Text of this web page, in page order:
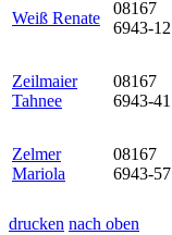
Weiß Renate
08167
6943-12
Zeilmaier
Tahnee
08167
6943-41
Zelmer
Mariola
08167
6943-57
drucken nach oben